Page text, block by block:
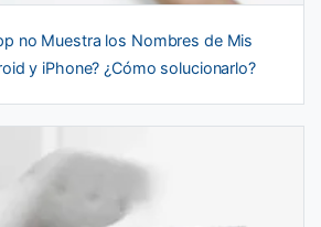
no Muestra los Nombres de Mis
y iPhone? ¿Cómo solucionarlo?